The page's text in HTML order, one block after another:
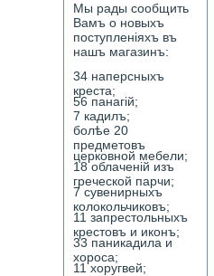
Мы рады сообщить
Вамъ о новыхъ
поступленiяхъ въ
нашъ магазинъ:
34 наперсныхъ
креста;
56 панагiй;
7 кадилъ;
болѣе 20
предметовъ
церковной мебели;
18 облаченiй изъ
греческой парчи;
7 сувенирныхъ
колокольчиковъ;
11 запрестольныхъ
крестовъ и иконъ;
33 паникадила и
хороса;
11 хоругвей;